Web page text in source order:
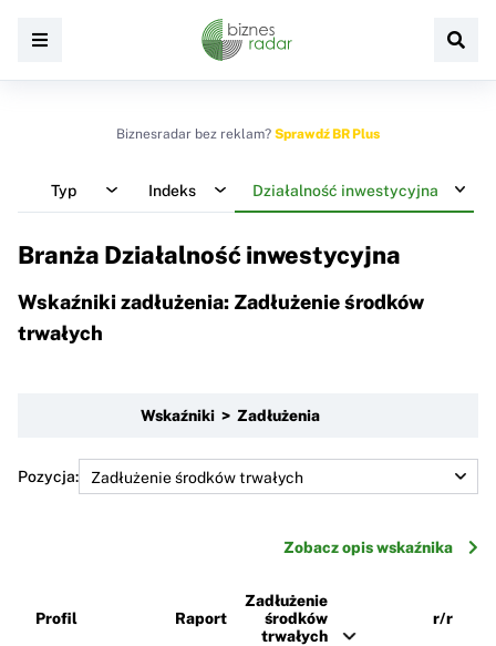
Biznesradar bez reklam? Sprawdź BR Plus
Typ Indeks Działalność inwestycyjna
Branża Działalność inwestycyjna
Wskaźniki zadłużenia: Zadłużenie środków
trwałych
Wskaźniki > Zadłużenia
Pozycja:
Zobacz opis wskaźnika
Profil Raport
Zadłużenie
środków
trwałych
r/r